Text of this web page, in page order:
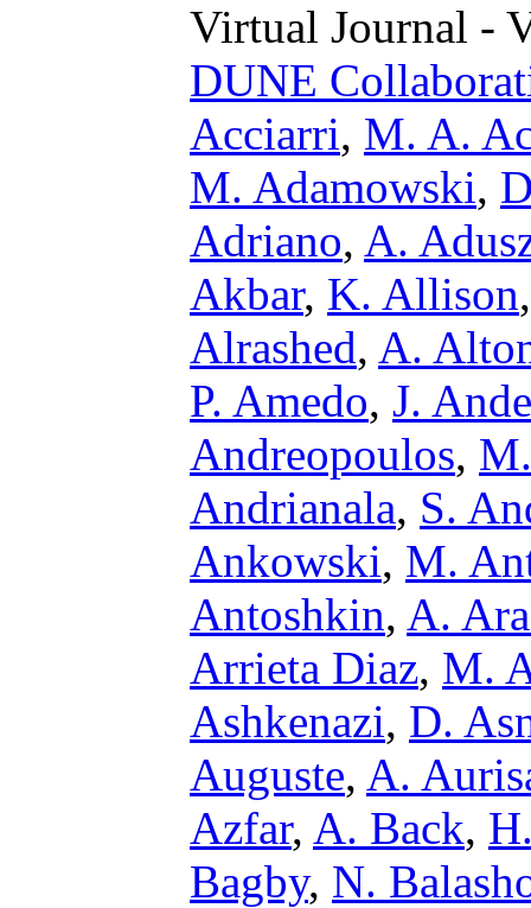
Virtual Journal -
DUNE
Acciarri, M. A.
M. Adamowski,
Adriano, A.
Akbar, K. Allison
Alrashed, A.
P. Amedo, J.
Andreopoulos,
Andrianala, S.
Ankowski, M.
Antoshkin, A.
Arrieta Diaz, M.
Ashkenazi, D.
Auguste, A.
Azfar, A. Back,
Bagby, N.